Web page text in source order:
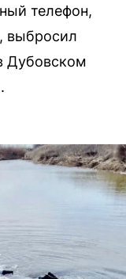
телефон,
выбросил
Дубовском